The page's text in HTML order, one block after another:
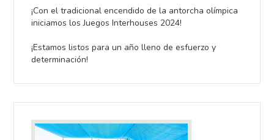
¡Con el tradicional encendido de la antorcha olímpica
iniciamos los Juegos Interhouses 2024!
¡Estamos listos para un año lleno de esfuerzo y
determinación!